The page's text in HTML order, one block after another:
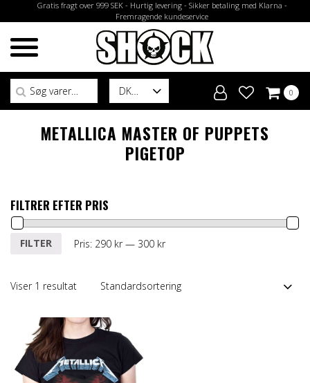
Gratis fragt over 999 SEK - Hurtig levering - Sikker betaling med Klarna -
Fremragende kundeservice
DK
Søg efter:
0
METALLICA MASTER OF PUPPETS
PIGETOP
FILTRER EFTER PRIS
Mindste
Højeste
FILTER Pris: 290 kr— 300 kr
Viser 1 resultat